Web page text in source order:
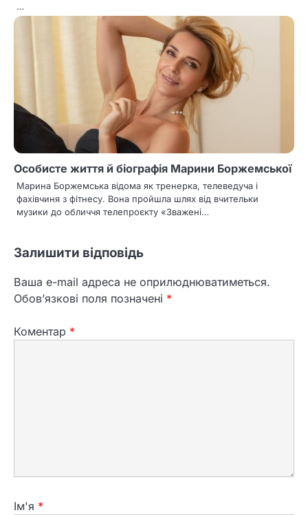
…
Особисте життя й біографія Марини Боржемської
Марина Боржемська відома як тренерка, телеведуча і
фахівчиня з фітнесу. Вона пройшла шлях від вчительки
музики до обличчя телепроєкту «Зважені…
Залишити відповідь
Ваша e-mail адреса не оприлюднюватиметься.
Обов’язкові поля позначені *
Коментар *
Ім'я *